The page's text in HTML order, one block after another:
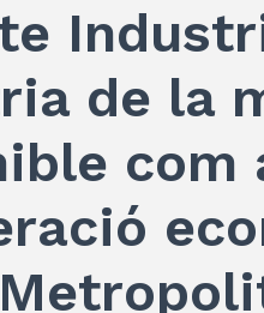
de la
com